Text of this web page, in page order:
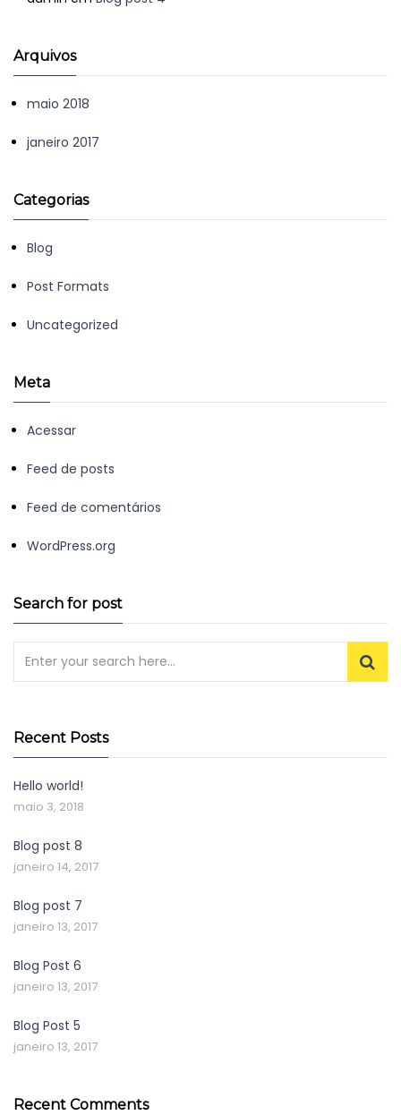
Arquivos
maio 2018
janeiro 2017
Categorias
Blog
Post Formats
Uncategorized
Meta
Acessar
Feed de posts
Feed de comentários
WordPress.org
Search for post
Recent Posts
Hello world!
maio 3, 2018
Blog post 8
janeiro 14, 2017
Blog post 7
janeiro 13, 2017
Blog Post 6
janeiro 13, 2017
Blog Post 5
janeiro 13, 2017
Recent Comments